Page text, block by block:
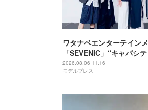
ワタナベエンターテイン
「SEVENIC」“キャパシ
マンライブ開催サプライズ
2026.08.06 11:16
モデルプレス